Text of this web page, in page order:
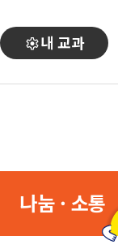
내 교과
나눔 · 소통